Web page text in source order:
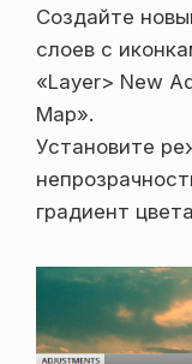
Создайте
слоев с
«Layer> New
Map».
Установите
градиент